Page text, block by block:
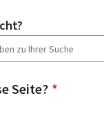
Seite? *